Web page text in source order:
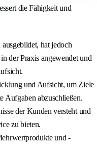
die Fähigkeit und
hat jedoch
der Praxis angewendet und
und Aufsicht, um Ziele
Aufgaben abzuschließen.
der Kunden versteht und
zu bieten.
und -